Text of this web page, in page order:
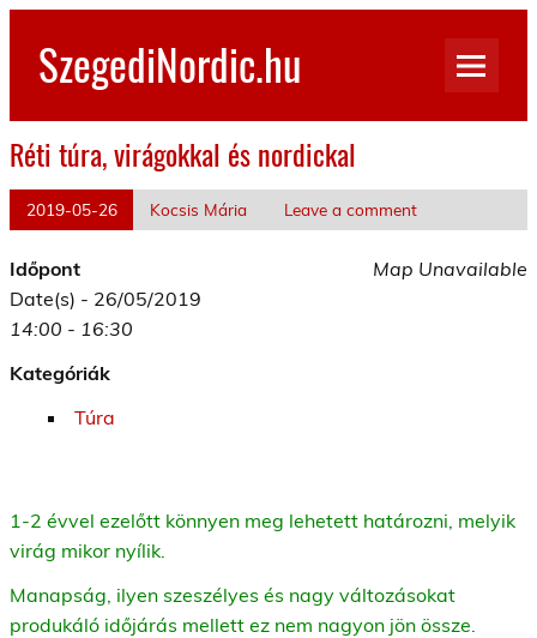
Skip
contentSzegediNordic.hu
Réti túra, virágokkal és nordickal
2019-05-26 Kocsis Mária Leave a comment
Map Unavailable
Időpont
Date(s) - 26/05/2019
14:00 - 16:30
Kategóriák
Túra
1-2 évvel ezelőtt könnyen meg lehetett határozni, melyik
virág mikor nyílik.
Manapság, ilyen szeszélyes és nagy változásokat
produkáló időjárás mellett ez nem nagyon jön össze.